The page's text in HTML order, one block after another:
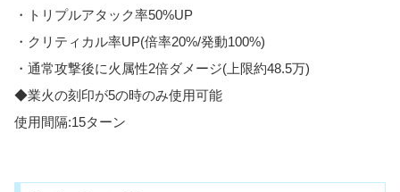
・トリプルアタック率50%UP
・クリティカル率UP(倍率20%/発動100%)
・通常攻撃後に火属性2倍ダメージ(上限約48.5万)
◆業火の刻印が5の時のみ使用可能
使用間隔:15ターン